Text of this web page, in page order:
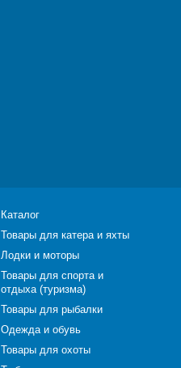
Каталог
Товары для катера и яхты
Лодки и моторы
Товары для спорта и
отдыха (туризма)
Товары для рыбалки
Одежда и обувь
Товары для охоты